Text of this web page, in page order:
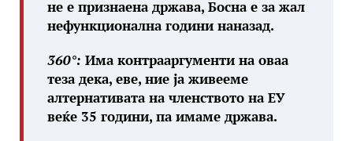
не е признаена држава, Босна е за жал
нефункционална години наназад.
360°: Има контрааргументи на оваа
теза дека, еве, ние ја живееме
алтернативата на членството на ЕУ
веќе 35 години, па имаме држава.